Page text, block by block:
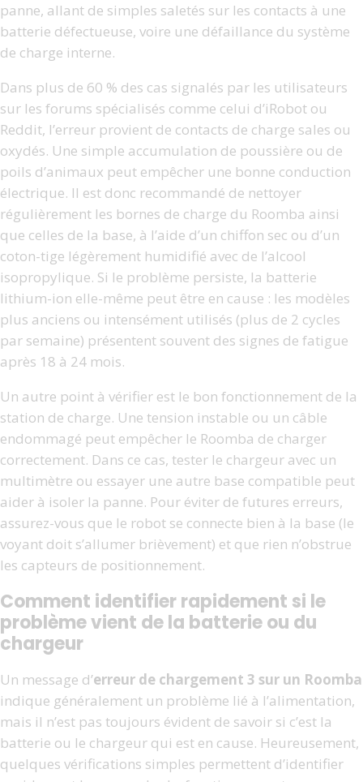
panne, allant de simples saletés sur les contacts à une
batterie défectueuse, voire une défaillance du système
de charge interne.
Dans plus de 60 % des cas signalés par les utilisateurs
sur les forums spécialisés comme celui d’iRobot ou
Reddit, l’erreur provient de contacts de charge sales ou
oxydés. Une simple accumulation de poussière ou de
poils d’animaux peut empêcher une bonne conduction
électrique. Il est donc recommandé de nettoyer
régulièrement les bornes de charge du Roomba ainsi
que celles de la base, à l’aide d’un chiffon sec ou d’un
coton-tige légèrement humidifié avec de l’alcool
isopropylique. Si le problème persiste, la batterie
lithium-ion elle-même peut être en cause : les modèles
plus anciens ou intensément utilisés (plus de 2 cycles
par semaine) présentent souvent des signes de fatigue
après 18 à 24 mois.
Un autre point à vérifier est le bon fonctionnement de la
station de charge. Une tension instable ou un câble
endommagé peut empêcher le Roomba de charger
correctement. Dans ce cas, tester le chargeur avec un
multimètre ou essayer une autre base compatible peut
aider à isoler la panne. Pour éviter de futures erreurs,
assurez-vous que le robot se connecte bien à la base (le
voyant doit s’allumer brièvement) et que rien n’obstrue
les capteurs de positionnement.
Comment identifier rapidement si le
problème vient de la batterie ou du
chargeur
Un message d’erreur de chargement 3 sur un Roomba
indique généralement un problème lié à l’alimentation,
mais il n’est pas toujours évident de savoir si c’est la
batterie ou le chargeur qui est en cause. Heureusement,
quelques vérifications simples permettent d’identifier